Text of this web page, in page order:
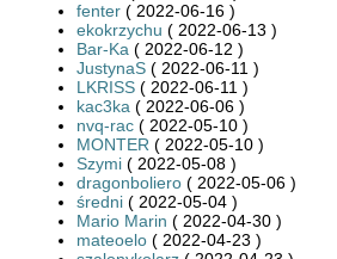
fenter ( 2022-06-16 )
ekokrzychu ( 2022-06-13 )
Bar-Ka ( 2022-06-12 )
JustynaS ( 2022-06-11 )
LKRISS ( 2022-06-11 )
kac3ka ( 2022-06-06 )
nvq-rac ( 2022-05-10 )
MONTER ( 2022-05-10 )
Szymi ( 2022-05-08 )
dragonboliero ( 2022-05-06 )
średni ( 2022-05-04 )
Mario Marin ( 2022-04-30 )
mateoelo ( 2022-04-23 )